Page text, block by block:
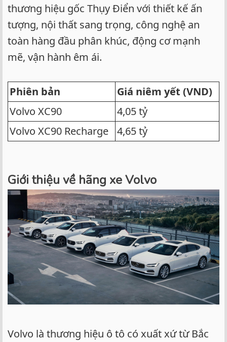
thương hiệu gốc Thụy Điển với thiết kế ấn
tượng, nội thất sang trọng, công nghệ an
toàn hàng đầu phân khúc, động cơ mạnh
mẽ, vận hành êm ái.
Phiên bản
Giá niêm yết (VND)
Volvo XC90
4,05 tỷ
Volvo XC90 Recharge
4,65 tỷ
Giới thiệu về hãng xe Volvo
Volvo là thương hiệu ô tô có xuất xứ từ Bắc